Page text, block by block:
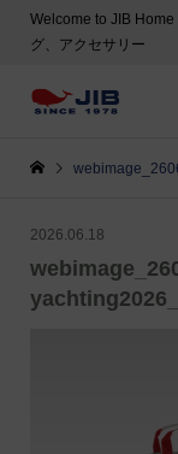
Welcome to JIB Home
グ、アクセサリー
2026.06.18